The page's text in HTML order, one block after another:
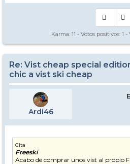
Karma: 11 - Votos positivos: 1 -
Re: Vist cheap special
chic a vist ski cheap
Ardi46
Cita
Freeski
Acabo de comprar unos vist al propio